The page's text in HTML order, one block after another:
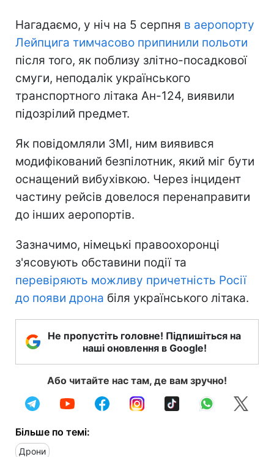
Нагадаємо, у ніч на 5 серпня в аеропорту
Лейпцига тимчасово припинили польоти
після того, як поблизу злітно-посадкової
смуги, неподалік українського
транспортного літака Ан-124, виявили
підозрілий предмет.
Як повідомляли ЗМІ, ним виявився
модифікований безпілотник, який міг бути
оснащений вибухівкою. Через інцидент
частину рейсів довелося перенаправити
до інших аеропортів.
Зазначимо, німецькі правоохоронці
з'ясовують обставини події та
перевіряють можливу причетність Росії
до появи дрона біля українського літака.
Не пропустіть головне! Підпишіться на
наші оновлення в Google!
Або читайте нас там, де вам зручно!
Більше по темі:
Дрони